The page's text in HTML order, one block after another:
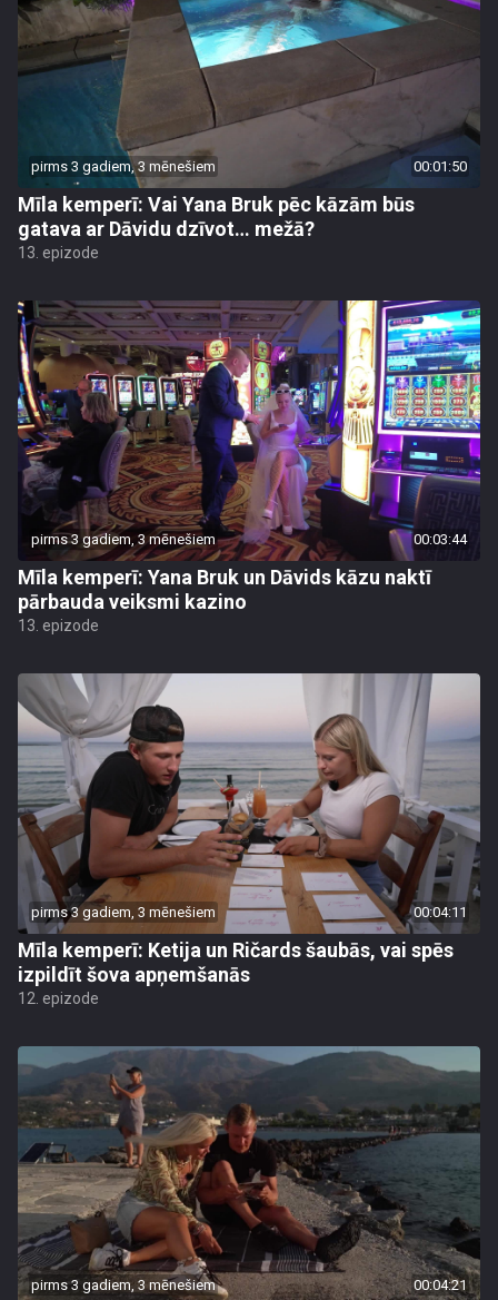
pirms 3 gadiem, 3 mēnešiem 00:01:50
Mīla kemperī: Vai Yana Bruk pēc kāzām būs
gatava ar Dāvidu dzīvot… mežā?
13. epizode
pirms 3 gadiem, 3 mēnešiem 00:03:44
Mīla kemperī: Yana Bruk un Dāvids kāzu naktī
pārbauda veiksmi kazino
13. epizode
pirms 3 gadiem, 3 mēnešiem 00:04:11
Mīla kemperī: Ketija un Ričards šaubās, vai spēs
izpildīt šova apņemšanās
12. epizode
pirms 3 gadiem, 3 mēnešiem 00:04:21